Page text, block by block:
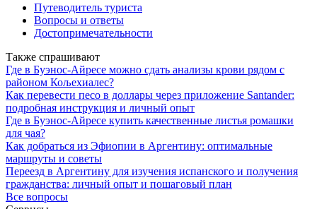
Путеводитель туриста
Вопросы и ответы
Достопримечательности
Также спрашивают
Где в Буэнос-Айресе можно сдать анализы крови рядом с
районом Кољехиалес?
Как перевести песо в доллары через приложение Santander:
подробная инструкция и личный опыт
Где в Буэнос-Айресе купить качественные листья ромашки
для чая?
Как добраться из Эфиопии в Аргентину: оптимальные
маршруты и советы
Переезд в Аргентину для изучения испанского и получения
гражданства: личный опыт и пошаговый план
Все вопросы